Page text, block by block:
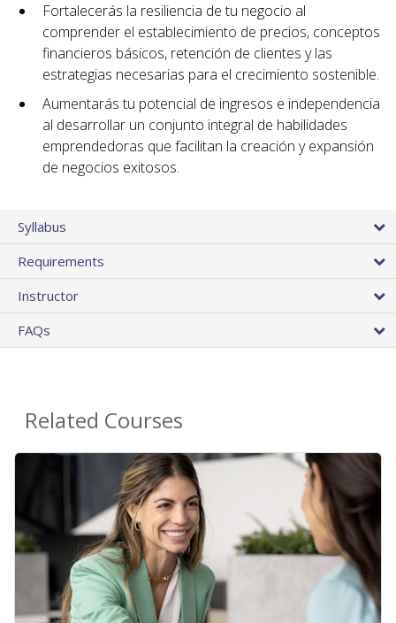
Fortalecerás la resiliencia de tu negocio al
comprender el establecimiento de precios, conceptos
financieros básicos, retención de clientes y las
estrategias necesarias para el crecimiento sostenible.
Aumentarás tu potencial de ingresos e independencia
al desarrollar un conjunto integral de habilidades
emprendedoras que facilitan la creación y expansión
de negocios exitosos.
Syllabus
Requirements
Instructor
FAQs
Related Courses